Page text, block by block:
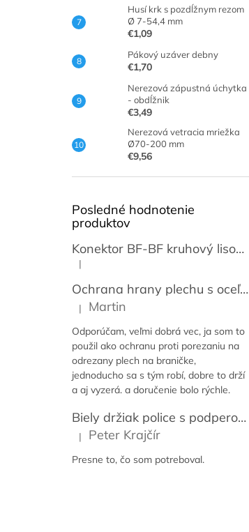
Husí krk s pozdĺžnym rezom
Ø 7-54,4 mm
€1,09
Pákový uzáver debny
€1,70
Nerezová zápustná úchytka
- obdĺžnik
€3,49
Nerezová vetracia mriežka
Ø70-200 mm
€9,56
Posledné hodnotenie
produktov
Konektor BF-BF kruhový lisovací transparentný 3,5mm [50 párov]
Hodnotenie produktu je 5 z 5 hviezdičiek.
|
Ochrana hrany plechu s oceľovou vložkou / lemovka
Hodnotenie produktu je 5 z 5 hviezdičiek.
| Martin
Odporúčam, veľmi dobrá vec, ja som to
použil ako ochranu proti porezaniu na
odrezany plech na braničke,
jednoducho sa s tým robí, dobre to drží
a aj vyzerá. a doručenie bolo rýchle.
Biely držiak police s podperou 14-59 cm [2ks]
Hodnotenie produktu je 5 z 5 hviezdičiek.
| Peter Krajčír
Presne to, čo som potreboval.